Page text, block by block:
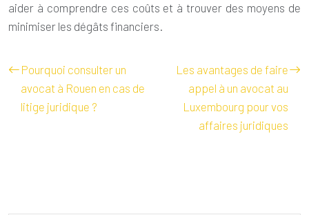
aider à comprendre ces coûts et à trouver des moyens de
minimiser les dégâts financiers.
Pourquoi consulter un
avocat à Rouen en cas de
litige juridique ?
Les avantages de faire
appel à un avocat au
Luxembourg pour vos
affaires juridiques